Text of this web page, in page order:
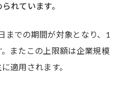
れています。
までの期間が対象となり、1
またこの上限額は企業規模
適用されます。